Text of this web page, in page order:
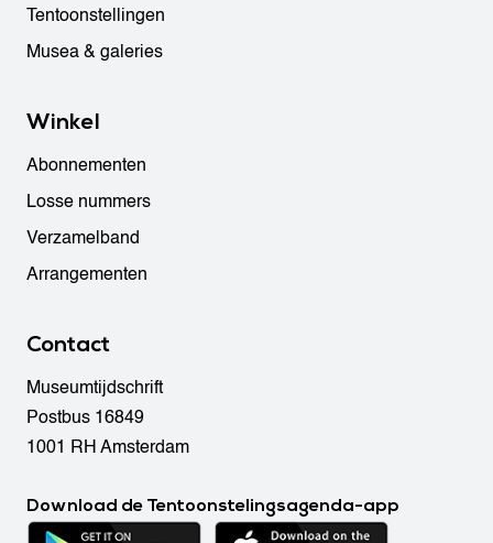
Tentoonstellingen
Musea & galeries
Winkel
Abonnementen
Losse nummers
Verzamelband
Arrangementen
Contact
Museumtijdschrift
Postbus 16849
1001 RH Amsterdam
Download de Tentoonstelingsagenda-app